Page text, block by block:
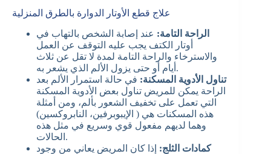
علاج قطع الأوتار الدوارة بالطرق المنزلية
الراحة التامة: عند إصابة الشخص بالتهاب في
أوتار الكتف يجب عليه التوقف عن العمل
والاسترخاء والراحة التامة لمدة لا تقل عن ثلاث
أيام أو حتى يزول الألم الذي يشعر به.
تناول الأدوية المسكنة: في حالة استمرار الألم بعد
الراحة يمكن للمريض تناول بعض الأدوية المسكنة
التي تعمل على تخفيف الشعور بألم، ومن أمثلة
هذه المسكنات هي ( الإيبوبرفين، النابروكسين)
وهما لديهم مفعول قوي وسريع في مثل هذه
الحالات.
كمادات الثلج: إذا كان المريض يعاني من وجود